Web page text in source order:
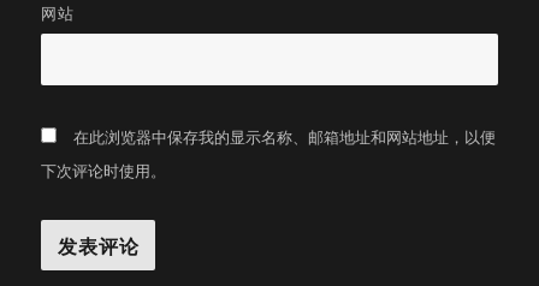
网站
在此浏览器中保存我的显示名称、邮箱地址和网站地址，以便
下次评论时使用。